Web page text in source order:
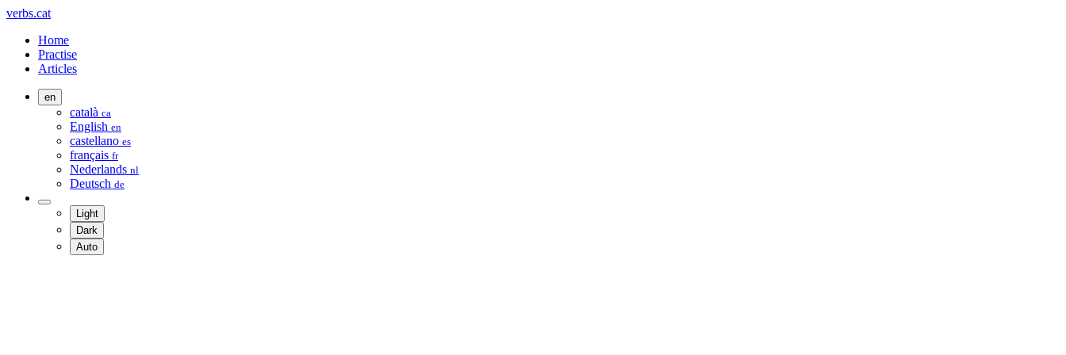
verbs.cat
Home
Practise
Articles
en
català ca
English en
castellano es
français fr
Nederlands nl
Deutsch de
Light
Dark
Auto